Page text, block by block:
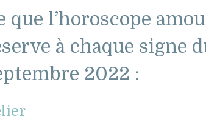
que l’horoscope
à chaque signe
2022 :